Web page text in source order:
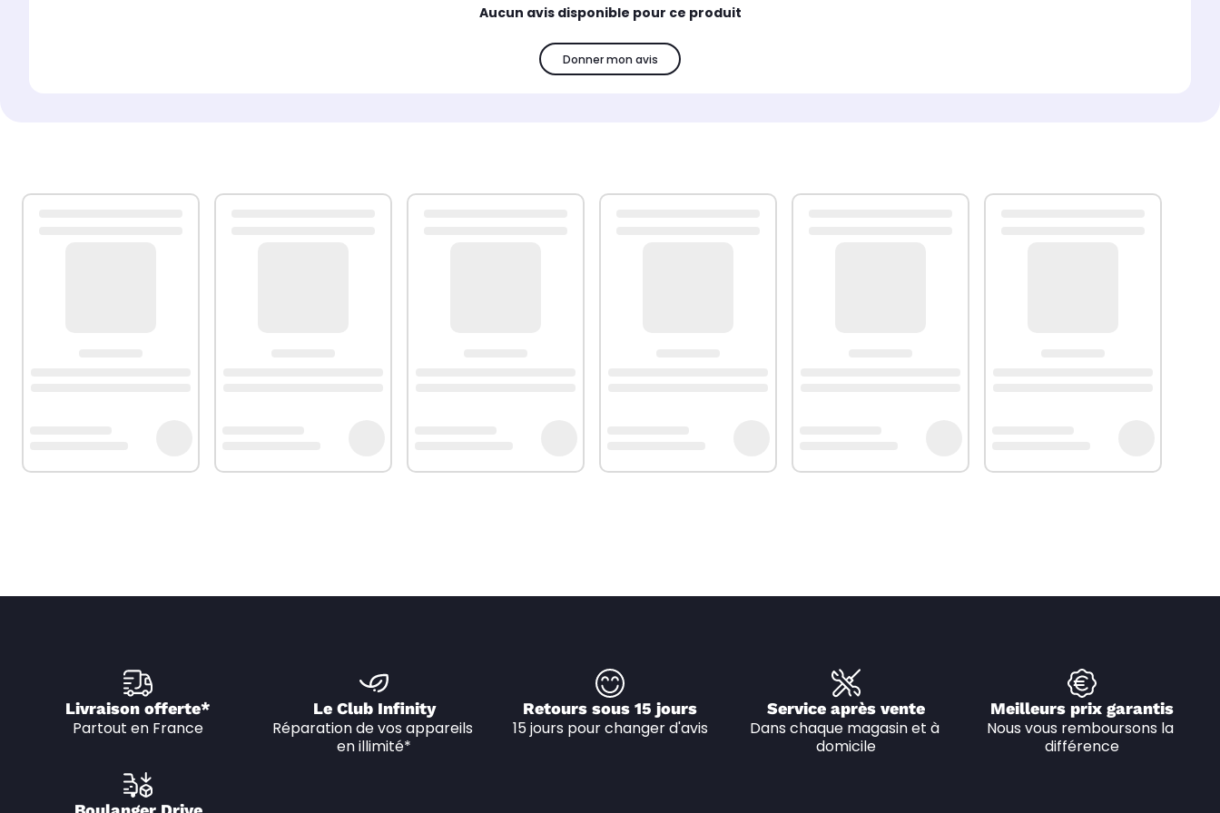
Aucun avis disponible pour ce produit
Donner mon avis
Livraison offerte*
Partout en France
Le Club Infinity
Réparation de vos appareils
en illimité*
Retours sous 15 jours
15 jours pour changer d'avis
Service après vente
Dans chaque magasin et à
domicile
Meilleurs prix garantis
Nous vous remboursons la
différence